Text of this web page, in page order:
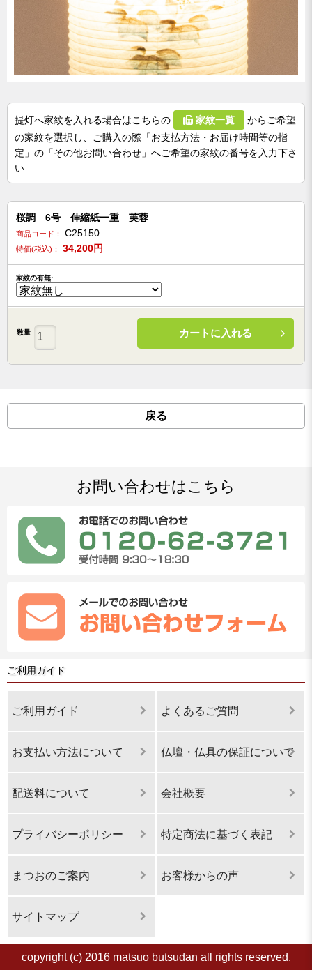
提灯へ家紋を入れる場合はこちらの 家紋一覧
からご希望
の家紋を選択し、ご購入の際「お支払方法・お届け時間等の指
定」の「その他お問い合わせ」へご希望の家紋の番号を入力下さ
い
桜調 6号 伸縮紙一重 芙蓉
商品コード： C25150
特価(税込)： 34,200円
家紋の有無:
数量 カートに入れる
戻る
お問い合わせはこちら
ご利用ガイド
ご利用ガイド よくあるご質問
お支払い方法について 仏壇・仏具の保証について
配送料について 会社概要
プライバシーポリシー 特定商法に基づく表記
まつおのご案内 お客様からの声
サイトマップ
copyright (c) 2016 matsuo butsudan all rights reserved.